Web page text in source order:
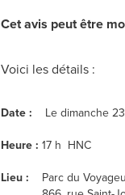
Cet avis peut être
Voici les détails :
Date :
Le dimanche
Heure : 17 h HNC
Lieu :
Parc du